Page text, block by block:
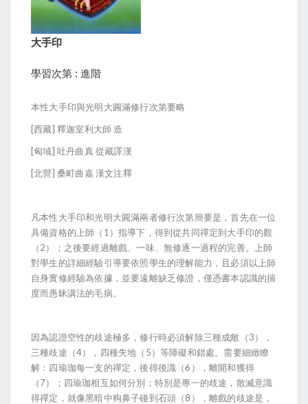
大手印
學習次第 : 進階
本性大手印與光明大圓滿修行次第要略
[西藏] 釋迦室利大師 造
[匈域] 吐丹曲真 從藏譯漢
[北營] 桑町曲嘉 漢文注釋
凡本性大手印和光明大圓滿兩者修行次第簡要是，首先在一位
具備資格的上師（1）指導下，得到從共同禪定到大手印的觀
（2）；之後要經過離戲、一味、無修逐一過程的完善。上師
對學生的詳細經驗引導要依照學生的理解能力，且必須以上師
自身實修經驗為依據，並要遠離缺乏修證，僅憑書本認識的揣
度而愚昧講法的毛病。
因為認證空性的歧途極多，修行時必須解除三種成敵（3），
三種歧途（4），四種失地（5）等障礙和錯處。需要細緻瞭
解：四瑜珈每一支的禪定，後得後識（6），離開和獲得
（7）；四瑜珈相互如何分別；特別是專一的歧途，散滅意識
得禪定，就像黑暗中狗鼻子碰到石頭（8），離戲的歧途是，